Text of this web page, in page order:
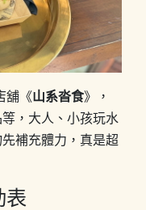
舖《山系沓食》，
，大人、小孩玩水
補充體力，真是超
表